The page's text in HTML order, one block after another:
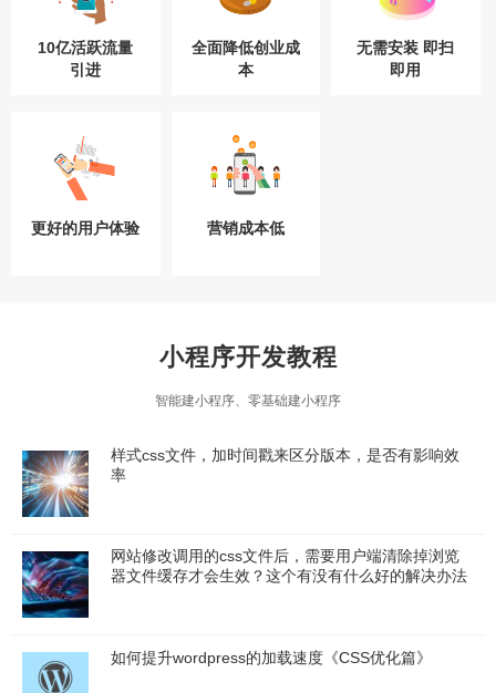
10亿活跃流量
引进
全面降低创业成
本
无需安装 即扫
即用
更好的用户体验 营销成本低
小程序开发教程
智能建小程序、零基础建小程序
样式css文件，加时间戳来区分版本，是否有影响效
率
网站修改调用的css文件后，需要用户端清除掉浏览
器文件缓存才会生效？这个有没有什么好的解决办法
如何提升wordpress的加载速度《CSS优化篇》